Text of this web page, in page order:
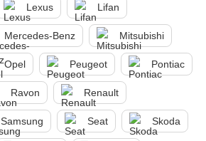
Lexus Lifan
Mercedes-Benz Mitsubishi
Opel Peugeot Pontiac
Ravon Renault
Samsung Seat Skoda